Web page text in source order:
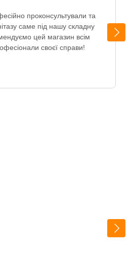
проконсультували та
саме під нашу складну
цей магазин всім
своєї справи!